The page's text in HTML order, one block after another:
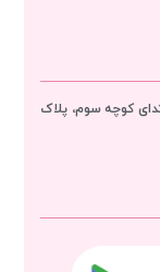
کوچه سوم، پلاک